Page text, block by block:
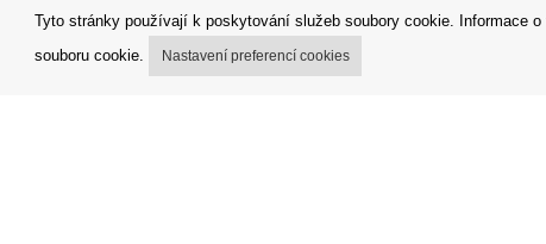
Tyto stránky používají k poskytování služeb soubory cookie. Informace
souboru cookie.
Nastavení preferencí cookies